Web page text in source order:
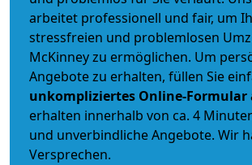
arbeitet professionell und fair, um
stressfreien und problemlosen
McKinney zu ermöglichen. Um
Angebote zu erhalten, füllen Sie
unkompliziertes Online-Formular
erhalten innerhalb von ca. 4
und unverbindliche Angebote. Wir
Versprechen.